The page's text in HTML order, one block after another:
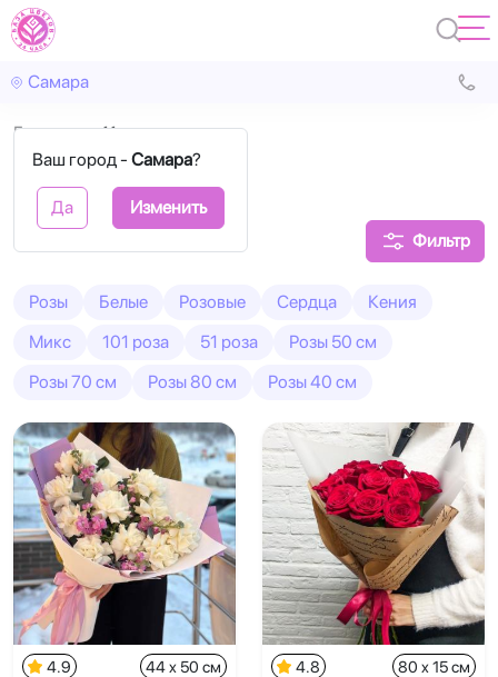
Самара
Ваш город - Самара?
Да Изменить
Главная 11 роз
11 роз букеты
Фильтр
Розы Белые Розовые Сердца
Кения
Микс
101 роза 51 роза
Розы 50 см
Розы 70 см
Розы 80 см Розы 40 см
4.9 44 x 50 см 4.8 80 x 15 см